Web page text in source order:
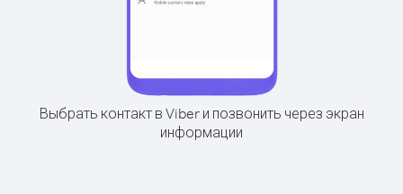
Выбрать контакт в Viber и позвонить через экран
информации